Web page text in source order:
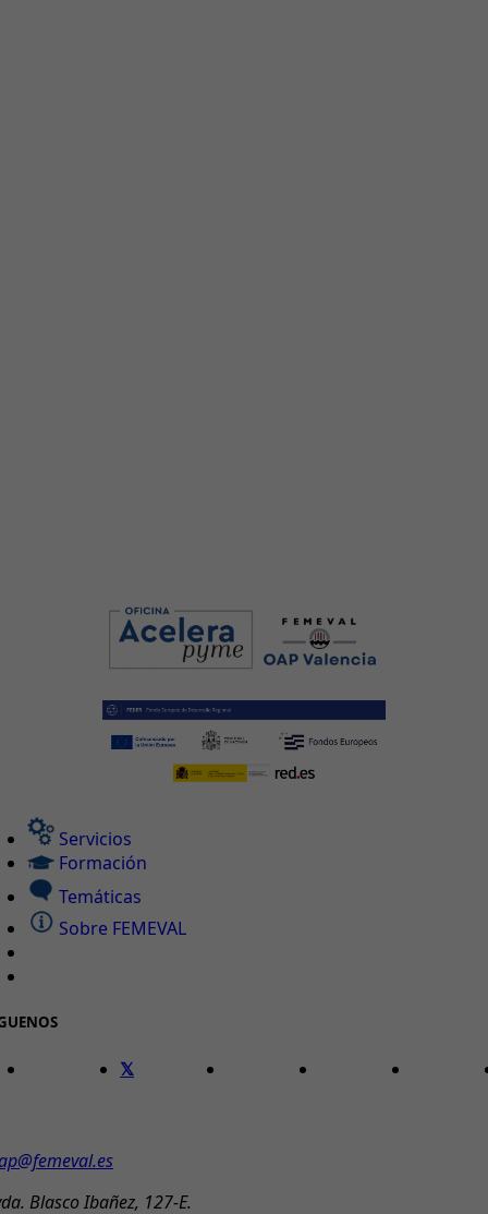
Servicios
Formación
Temáticas
Sobre FEMEVAL
Blasco Ibañez, 127-E.